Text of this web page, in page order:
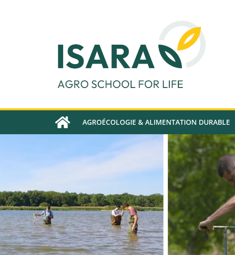
AGROÉCOLOGIE & ALIMENTATION DURABLE